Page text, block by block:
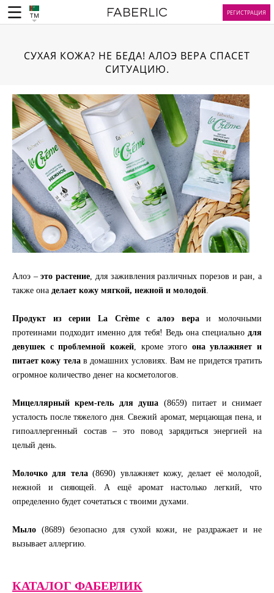
TM РЕГИСТРАЦИЯ
СУХАЯ КОЖА? НЕ БЕДА! АЛОЭ ВЕРА СПАСЕТ
СИТУАЦИЮ.
Алоэ –это растение , для заживления различных порезов и ран, а
также она делает кожу мягкой, нежной и молодой
Продукт из серии La Crème с алоэ вераи молочными
протеинами подходит именно для тебя! Ведь она специально для
девушек с проблемной кожей, кроме этого она увлажняет и
питает кожу телав домашних условиях. Вам не придется тратить
огромное количество денег на косметологов.
Мицеллярный крем-гель для душа (8659) питает и снимает
усталость после тяжелого дня. Свежий аромат, мерцающая пена, и
гипоаллергенный состав – это повод зарядиться энергией на
целый день.
Молочко для тела(8690) увлажняет кожу, делает её молодой,
нежной и сияющей. А ещё аромат настолько легкий, что
определенно будет сочетаться с твоими духами.
Мыло (8689) безопасно для сухой кожи, не раздражает и не
вызывает аллергию.
КАТАЛОГ ФАБЕРЛИК